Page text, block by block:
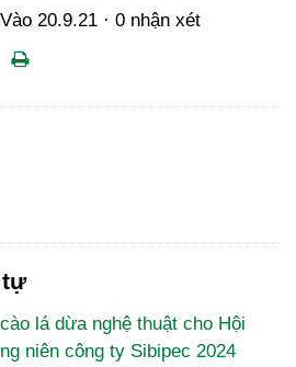
Vào 20.9.21 · 0 nhận xét
lá dừa nghệ thuật cho Hội
niên công ty Sibipec 2024